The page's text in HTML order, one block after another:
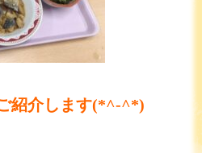
紹介します(*^-^*)